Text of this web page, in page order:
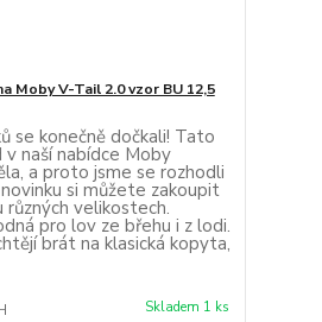
Moby V-Tail 2.0 vzor BU 12,5
se konečně dočkali! Tato
naší nabídce Moby
a proto jsme se rozhodli
si můžete zakoupit
velikostech.
pro lov ze břehu i z lodi.
brát na klasická kopyta,
Skladem 1 ks